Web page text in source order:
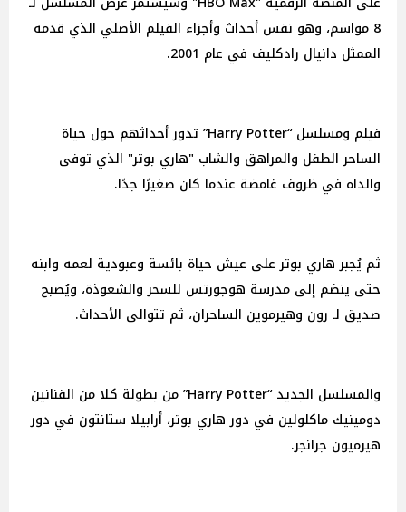
8 مواسم، وهو نفس أحداث وأجزاء الفيلم الأصلي الذي قدمه
الممثل دانيال رادكليف في عام 2001.
فيلم ومسلسل “Harry Potter” تدور أحداثهم حول حياة
الساحر الطفل والمراهق والشاب "هاري بوتر" الذي توفى
والداه في ظروف غامضة عندما كان صغيرًا جدًا.
ثم يُجبر هاري بوتر على عيش حياة بائسة وعبودية لعمه وابنه
حتى ينضم إلى مدرسة هوجورتس للسحر والشعوذة، ويُصبح
صديق لـ رون وهيرموين الساحران، ثم تتوالى الأحداث.
والمسلسل الجديد “Harry Potter” من بطولة كلا من الفنانين
دومينيك ماكلولين في دور هاري بوتر، أرابيلا ستانتون في دور
هيرميون جرانجر.